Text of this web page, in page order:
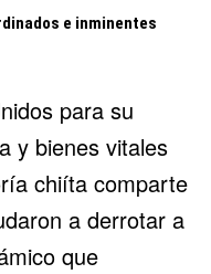
e inminentes
para su
y bienes vitales
chiíta comparte
a derrotar a
que